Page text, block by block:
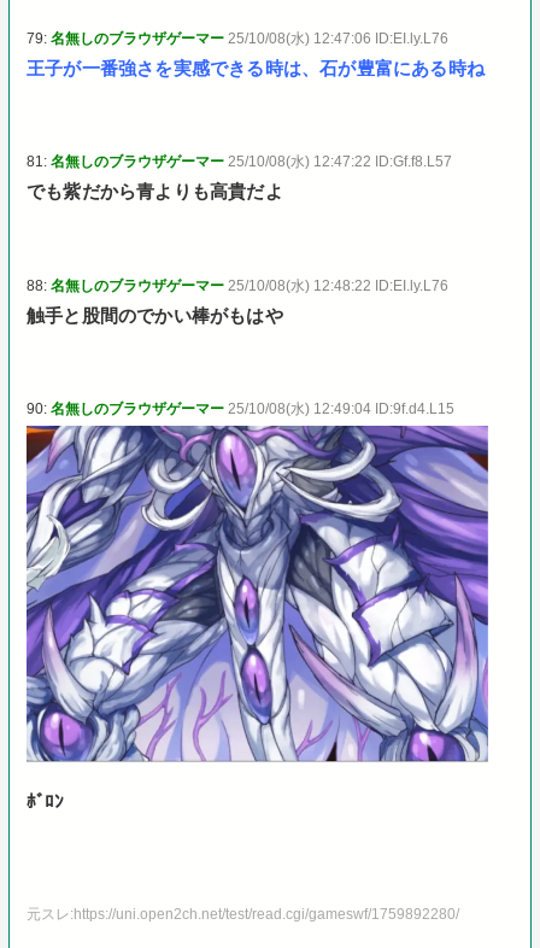
79:名無しのブラウザゲーマー 25/10/08(水) 12:47:06 ID:EI.ly.L76
王子が一番強さを実感できる時は、石が豊富にある時ね
81:名無しのブラウザゲーマー 25/10/08(水) 12:47:22 ID:Gf.f8.L57
でも紫だから青よりも高貴だよ
88:名無しのブラウザゲーマー 25/10/08(水) 12:48:22 ID:EI.ly.L76
触手と股間のでかい棒がもはや
90:名無しのブラウザゲーマー 25/10/08(水) 12:49:04 ID:9f.d4.L15
ﾎﾞﾛﾝ
元スレ:https://uni.open2ch.net/test/read.cgi/gameswf/1759892280/